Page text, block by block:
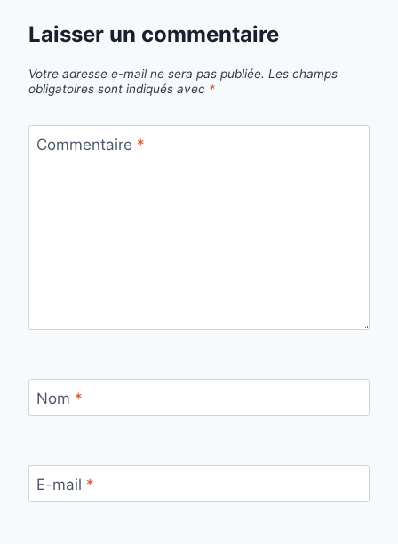
Laisser un commentaire
Votre adresse e-mail ne sera pas publiée. Les champs
obligatoires sont indiqués avec *
Commentaire *
Nom *
E-mail *